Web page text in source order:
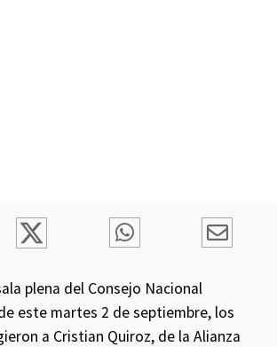
plena del Consejo Nacional
este martes 2 de septiembre, los
a Cristian Quiroz, de la Alianza